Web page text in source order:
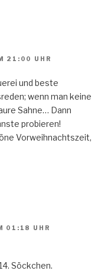
21:00 UHR
und beste
wenn man keine
Sahne… Dann
probieren!
Vorweihnachtszeit,
01:18 UHR
Söckchen.